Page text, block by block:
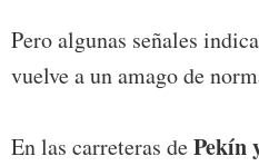
Pero algunas señales
vuelve a un amago de
En las carreteras dePekín